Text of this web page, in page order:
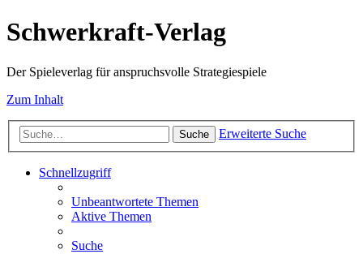
Schwerkraft-Verlag
Der Spieleverlag für anspruchsvolle Strategiespiele
Zum Inhalt
Suche Erweiterte Suche
Schnellzugriff
Unbeantwortete Themen
Aktive Themen
Suche